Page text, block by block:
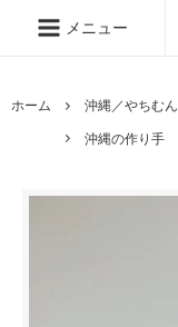
メニュー
ホーム 沖縄／やちむん
沖縄の作り手